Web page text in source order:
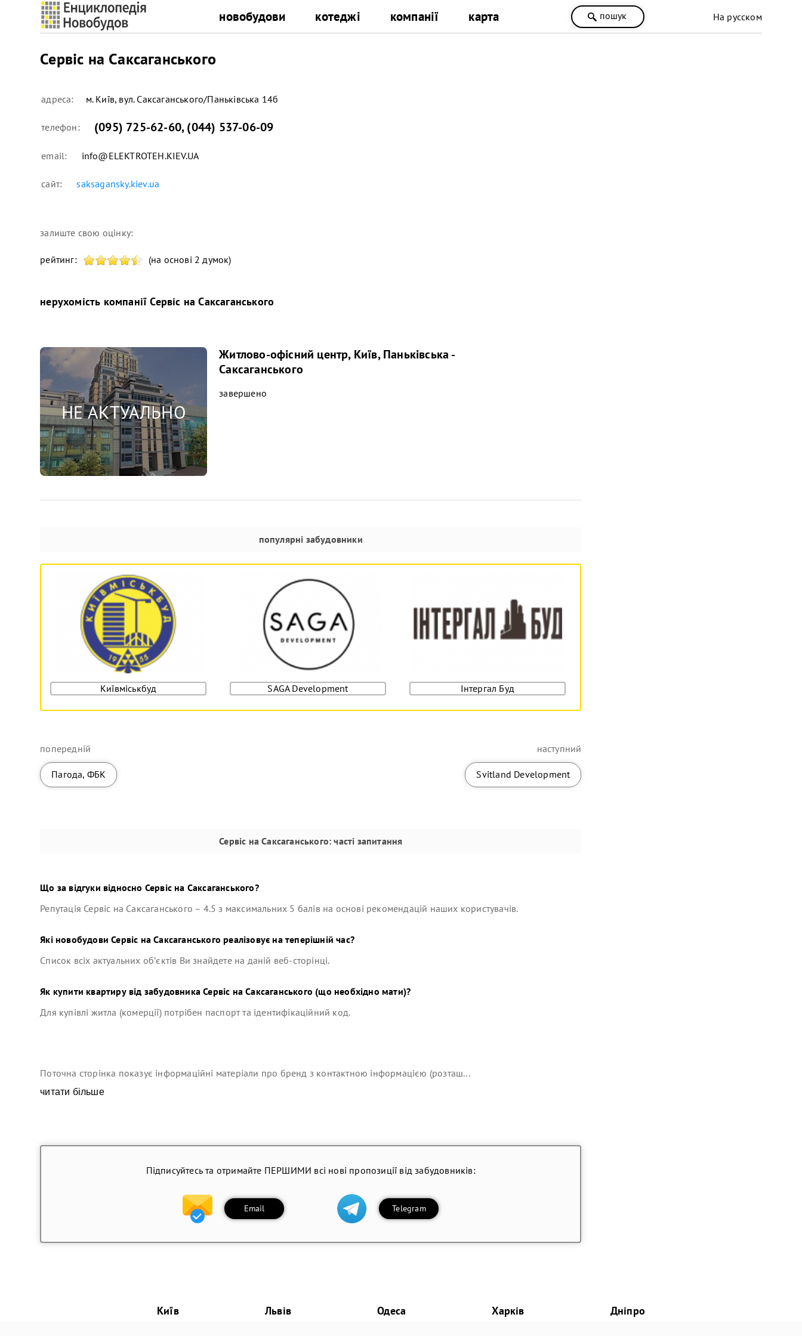
новобудови котеджі компанії карта пошук На русском
Сервіс на Саксаганського
адреса: м. Київ, вул. Саксаганського/Паньківська 14б
телефон: (095) 725-62-60,(044) 537-06-09
email: info@ELEKTROTEH.KIEV.UA
сайт: saksagansky.kiev.ua
залиште свою оцінку:
рейтинг: (на основі 2 думок)
нерухомість компанії Сервіс на Саксаганського
Житлово-офісний центр, Київ, Паньківська -
Саксаганського
завершено
популярні забудовники
Київміськбуд SAGA Development Інтергал Буд
попередній
Пагода, ФБК
наступний
Svitland Development
Сервіс на Саксаганського: часті запитання
Що за відгуки відносно Сервіс на Саксаганського?
Репутація Сервіс на Саксаганського – 4.5 з максимальних 5 балів на основі рекомендацій наших користувачів.
Які новобудовиСервіс на Саксаганського реалізовує на теперішній час?
Список всіх актуальних об’єктів Ви знайдете на даній веб-сторінці.
Як купити квартиру від забудовникаСервіс на Саксаганського (що необхідно мати)?
Для купівлі житла (комерції) потрібен паспорт та ідентифікаційний код.
Поточна сторінка показує інформаційні матеріали про бренд з контактною інформацією (розташ...
читати більше
Підписуйтесь та отримайте ПЕРШИМИ всі нові пропозиції від забудовників:
Email Telegram
Київ Львів Одеса Харків Дніпро